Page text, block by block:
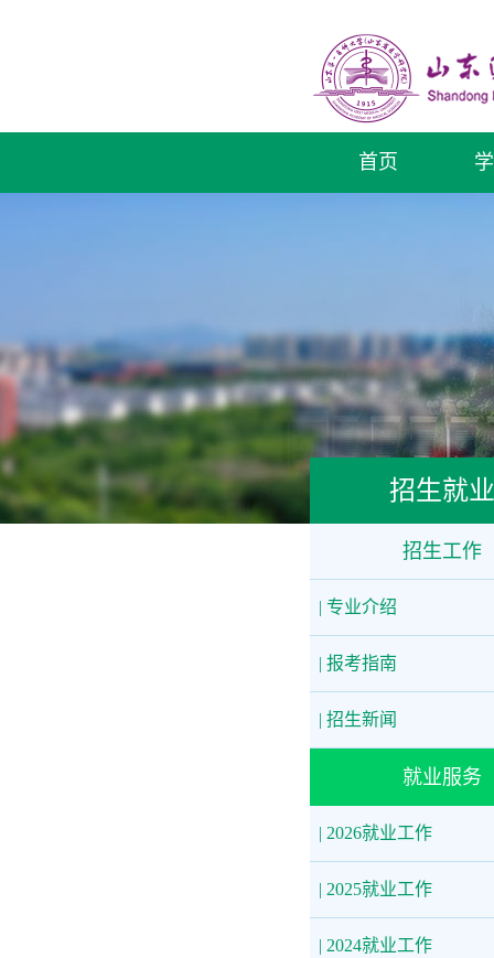
首页
招生就业
招生工作
| 专业介绍
| 报考指南
| 招生新闻
就业服务
| 2026就业工作
| 2025就业工作
| 2024就业工作